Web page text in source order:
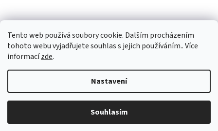
Tento web používá soubory cookie. Dalším procházením
tohoto webu vyjadřujete souhlas s jejich používáním.. Více
informacízde.
Nastavení
Souhlasím
Copyright 2026www.333adventures.com. Všechna práva
vyhrazena.